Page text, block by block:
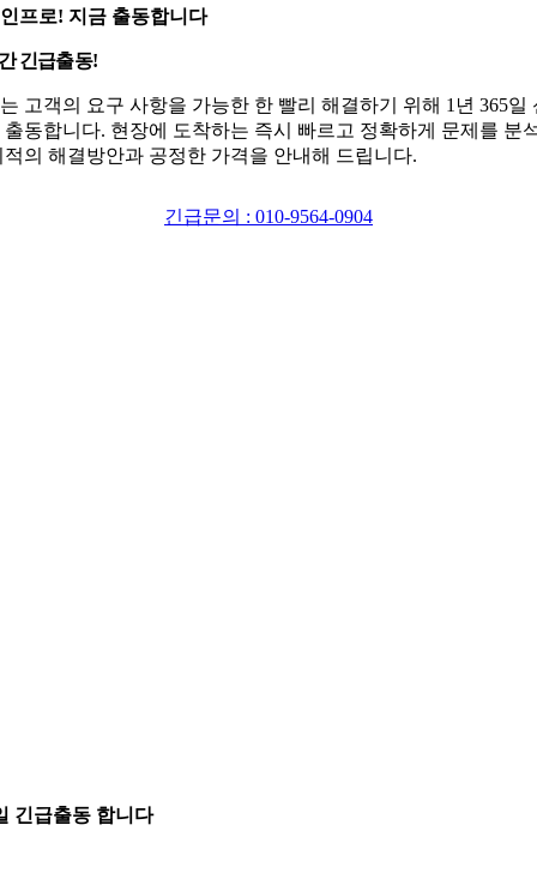
프로! 지금 출동합니다
긴급출동!
고객의 요구 사항을 가능한 한 빨리 해결하기 위해 1년 365일
출동합니다. 현장에 도착하는 즉시 빠르고 정확하게 문제를 분
적의 해결방안과 공정한 가격을 안내해 드립니다.
긴급문의 : 010-9564-0904
긴급출동 합니다